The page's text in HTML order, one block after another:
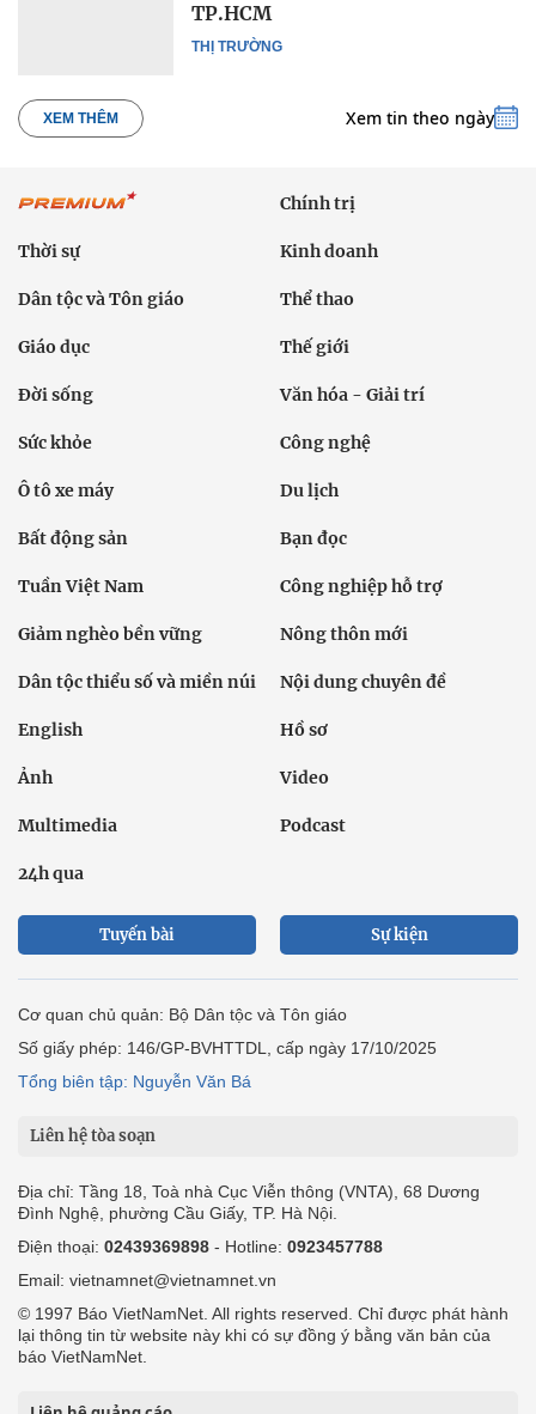
THỊ TRƯỜNG
TP.HCM
XEM THÊM Xem tin theo ngày
Chính trị
Thời sự Kinh doanh
Dân tộc và Tôn giáo Thể thao
Giáo dục Thế giới
Đời sống Văn hóa - Giải trí
Sức khỏe Công nghệ
Ô tô xe máy Du lịch
Bất động sản Bạn đọc
Tuần Việt Nam Công nghiệp hỗ trợ
Giảm nghèo bền vững Nông thôn mới
Dân tộc thiểu số và miền núi Nội dung chuyên đề
English Hồ sơ
Ảnh Video
Multimedia Podcast
24h qua
Tuyến bài Sự kiện
Cơ quan chủ quản: Bộ Dân tộc và Tôn giáo
Số giấy phép: 146/GP-BVHTTDL, cấp ngày 17/10/2025
Tổng biên tập: Nguyễn Văn Bá
Liên hệ tòa soạn
Địa chỉ: Tầng 18, Toà nhà Cục Viễn thông (VNTA), 68 Dương
Đình Nghệ, phường Cầu Giấy, TP. Hà Nội.
Điện thoại: 02439369898 - Hotline: 0923457788
Email: vietnamnet@vietnamnet.vn
© 1997 Báo VietNamNet. All rights reserved. Chỉ được phát hành
lại thông tin từ website này khi có sự đồng ý bằng văn bản của
báo VietNamNet.